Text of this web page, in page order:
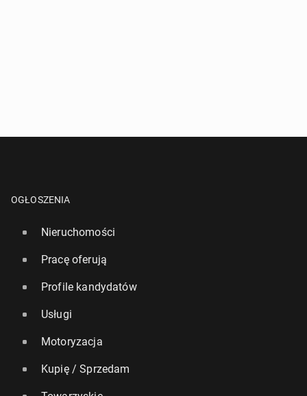
OGŁOSZENIA
Nieruchomości
Pracę oferują
Profile kandydatów
Usługi
Motoryzacja
Kupię / Sprzedam